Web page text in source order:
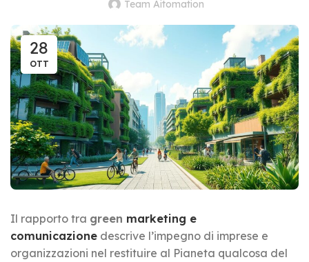
Team Aitomation
28
OTT
Il rapporto tra green marketing e
comunicazione descrive l’impegno di imprese e
organizzazioni nel restituire al Pianeta qualcosa del